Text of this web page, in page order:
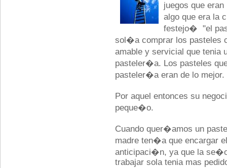
juegos que
algo que era la
festejo� "el
sol�a comprar los pasteles
amable y servicial que tenia
pasteler�a. Los pasteles
pasteler�a eran de lo mejor.
Por aquel entonces su
peque�o.
Cuando quer�amos un
madre ten�a que encargar
anticipaci�n, ya que la
trabajar sola tenia mas